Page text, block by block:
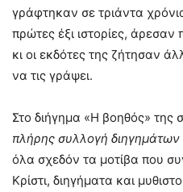
γράφτηκαν σε τριάντα
πρώτες έξι ιστορίες,
κι οι εκδότες της ζήτησαν
να τις γράψει.
Στο διήγημα «Η βοηθός» της
πλήρης συλλογή διηγημάτων
όλα σχεδόν τα μοτίβα που
Κρίστι, διηγήματα και